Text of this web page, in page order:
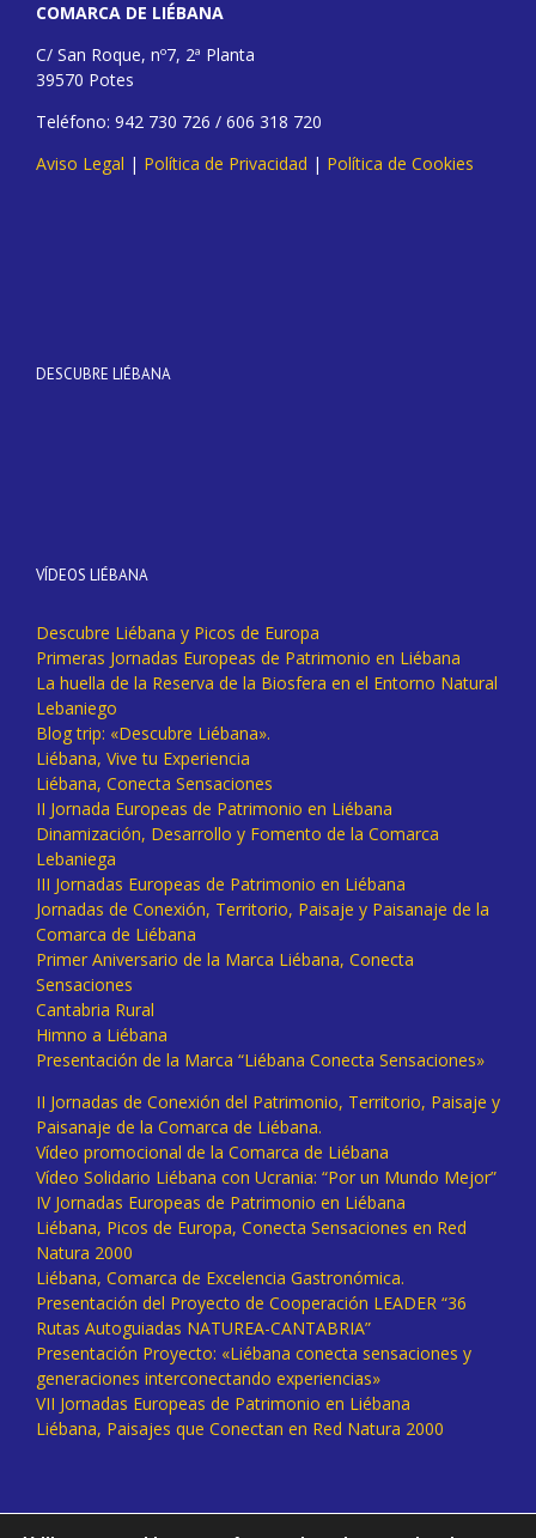
COMARCA DE LIÉBANA
C/ San Roque, nº7, 2ª Planta
39570 Potes
Teléfono: 942 730 726 / 606 318 720
Aviso Legal | Política de Privacidad | Política de Cookies
DESCUBRE LIÉBANA
VÍDEOS LIÉBANA
Descubre Liébana y Picos de Europa
Primeras Jornadas Europeas de Patrimonio en Liébana
La huella de la Reserva de la Biosfera en el Entorno Natural
Lebaniego
Blog trip: «Descubre Liébana».
Liébana, Vive tu Experiencia
Liébana, Conecta Sensaciones
II Jornada Europeas de Patrimonio en Liébana
Dinamización, Desarrollo y Fomento de la Comarca
Lebaniega
III Jornadas Europeas de Patrimonio en Liébana
Jornadas de Conexión, Territorio, Paisaje y Paisanaje de la
Comarca de Liébana
Primer Aniversario de la Marca Liébana, Conecta
Sensaciones
Cantabria Rural
Himno a Liébana
Presentación de la Marca “Liébana Conecta Sensaciones»
II Jornadas de Conexión del Patrimonio, Territorio, Paisaje y
Paisanaje de la Comarca de Liébana.
Vídeo promocional de la Comarca de Liébana
Vídeo Solidario Liébana con Ucrania: “Por un Mundo Mejor”
IV Jornadas Europeas de Patrimonio en Liébana
Liébana, Picos de Europa, Conecta Sensaciones en Red
Natura 2000
Liébana, Comarca de Excelencia Gastronómica.
Presentación del Proyecto de Cooperación LEADER “36
Rutas Autoguiadas NATUREA-CANTABRIA”
Presentación Proyecto: «Liébana conecta sensaciones y
generaciones interconectando experiencias»
VII Jornadas Europeas de Patrimonio en Liébana
Liébana, Paisajes que Conectan en Red Natura 2000